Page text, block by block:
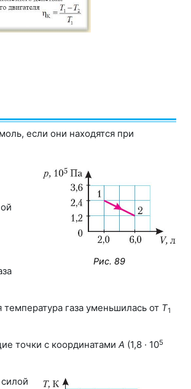
если они находятся при
Рис. 89
газа уменьшилась от Т1
точки с координатами А (1,8 · 105